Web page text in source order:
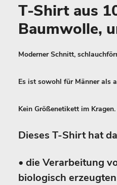
T-Shirt aus
Baumwolle,
Moderner Schnitt,
Es ist sowohl für Männer als
Kein Größenetikett im Kragen.
Dieses T-Shirt hat
• die Verarbeitung
biologisch